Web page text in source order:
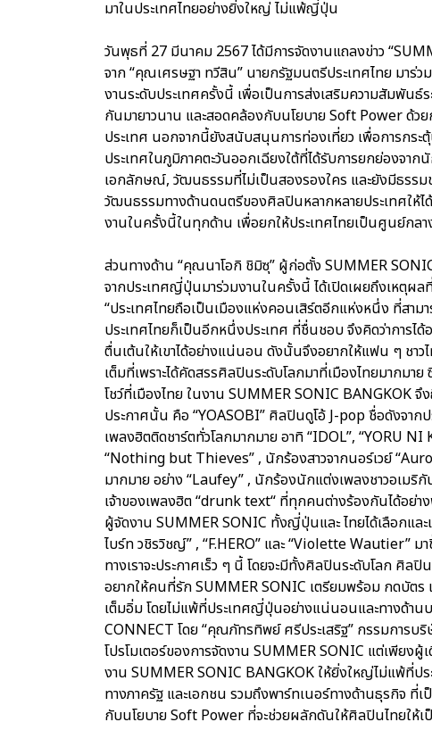
มาในประเทศไทยอย่างยิ่งใหญ่ ไม่แพ้ญี่ปุ่น
วันพุธที่ 27 มีนาคม 2567 ได้มีการจัดงานแถลงข่าว
จาก “คุณเศรษฐา ทวีสิน” นายกรัฐมนตรีประเทศไทย มาร่
งานระดับประเทศครั้งนี้ เพื่อเป็นการส่งเสริมความสัมพัน
กันมายาวนาน และสอดคล้องกับนโยบาย Soft Power ด้วย
ประเทศ นอกจากนี้ยังสนับสนุนการท่องเที่ยว เพื่อการกระ
ประเทศในภูมิภาคตะวันออกเฉียงใต้ที่ได้รับการยกย่องจาก
เอกลักษณ์, วัฒนธรรมที่ไม่เป็นสองรองใคร และยังมีธรร
วัฒนธรรมทางด้านดนตรีของศิลปินหลากหลายประเทศให้
งานในครั้งนี้ในทุกด้าน เพื่อยกให้ประเทศไทยเป็นศูนย์กล
ส่วนทางด้าน “คุณนาโอกิ ชิมิซุ” ผู้ก่อตั้ง SUMMER
จากประเทศญี่ปุ่นมาร่วมงานในครั้งนี้ ได้เปิดเผยถึงเหตุผ
“ประเทศไทยถือเป็นเมืองแห่งคอนเสิร์ตอีกแห่งหนึ่ง ที่สา
ประเทศไทยก็เป็นอีกหนึ่งประเทศ ที่ชื่นชอบ จึงคิดว่าการไ
ตื่นเต้นให้เขาได้อย่างแน่นอน ดังนั้นจึงอยากให้แฟน ๆ ชา
เต็มที่เพราะได้คัดสรรศิลปินระดับโลกมาที่เมืองไทยมากมา
โชว์ที่เมืองไทย ในงาน SUMMER SONIC BANGKOK
ประกาศนั้น คือ “YOASOBI” ศิลปินดูโอ้ J-pop ชื่อดังจา
เพลงฮิตติดชาร์ตทั่วโลกมากมาย อาทิ “IDOL”, “YORU NI
“Nothing but Thieves” , นักร้องสาวจากนอร์เวย์
มากมาย อย่าง “Laufey” , นักร้องนักแต่งเพลงชาวอเมริ
เจ้าของเพลงฮิต “drunk text“ ที่ทุกคนต่างร้องกันได้อ
ผู้จัดงาน SUMMER SONIC ทั้งญี่ปุ่นและ ไทยได้เลือกแ
ไบร์ท วชิรวิชญ์” , “F.HERO” และ “Violette Wautier”
ทางเราจะประกาศเร็ว ๆ นี้ โดยจะมีทั้งศิลปินระดับโลก ศิ
อยากให้คนที่รัก SUMMER SONIC เตรียมพร้อม กดบัตร
เต็มอิ่ม โดยไม่แพ้ที่ประเทศญี่ปุ่นอย่างแน่นอนและทางด้า
CONNECT โดย “คุณภัทรทิพย์ ศรีประเสริฐ” กรรมการ
โปรโมเตอร์ของการจัดงาน SUMMER SONIC แต่เพียงผู้
งาน SUMMER SONIC BANGKOK ให้ยิ่งใหญ่ไม่แพ้ที่
ทางภาครัฐ และเอกชน รวมถึงพาร์ทเนอร์ทางด้านธุรกิจ
กับนโยบาย Soft Power ที่จะช่วยผลักดันให้ศิลปินไทยให้